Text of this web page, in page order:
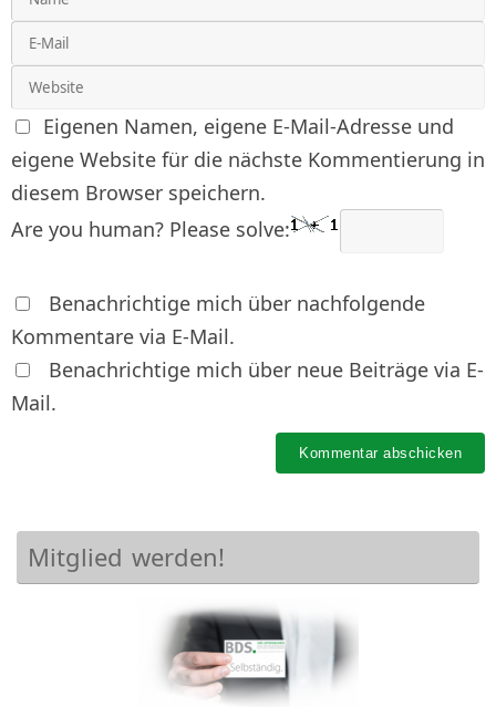
Eigenen Namen, eigene E-Mail-Adresse und
eigene Website für die nächste Kommentierung in
diesem Browser speichern.
Are you human? Please solve:
Benachrichtige mich über nachfolgende
Kommentare via E-Mail.
Benachrichtige mich über neue Beiträge via E-
Mail.
Mitglied werden!